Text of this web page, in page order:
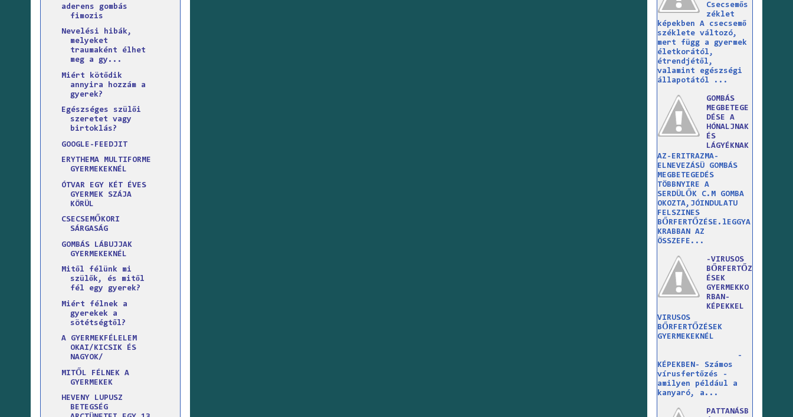
aderens gombás
fimozis
Nevelési hibák,
melyeket
traumaként élhet
meg a gy...
Miért kötődik
annyira hozzám a
gyerek?
Egészséges szülői
szeretet vagy
birtoklás?
GOOGLE-FEEDJIT
ERYTHEMA MULTIFORME
GYERMEKEKNÉL
ÓTVAR EGY KÉT ÉVES
GYERMEK SZÁJA
KÖRÜL
CSECSEMŐKORI
SÁRGASÁG
GOMBÁS LÁBUJJAK
GYERMEKEKNÉL
Mitől félünk mi
szülők, és mitől
fél egy gyerek?
Miért félnek a
gyerekek a
sötétségtől?
A GYERMEKFÉLELEM
OKAI/KICSIK ÉS
NAGYOK/
MITŐL FÉLNEK A
GYERMEKEK
HEVENY LUPUSZ
BETEGSÉG
Csecsemős
zéklet
képekben A csecsemő
széklete változó,
mert függ a gyermek
életkorától,
étrendjétől,
valamint egészségi
állapotától ...
GOMBÁS
MEGBETEGE
DÉSE A
HÓNALJNAK
ÉS
LÁGYÉKNAK
AZ-ERITRAZMA-
ELNEVEZÁSÜ GOMBÁS
MEGBETEGEDÉS
TÖBBNYIRE A
SERDÜLŐK C.M GOMBA
OKOZTA,JÓINDULATU
FELSZINES
BŐRFERTŐZÉSE.lEGGYA
KRABBAN AZ
ÖSSZEFE...
-VIRUSOS
BŐRFERTŐZ
ÉSEK
GYERMEKKO
RBAN-
KÉPEKKEL
VIRUSOS
BŐRFERTŐZÉSEK
GYERMEKEKNÉL
-
KÉPEKBEN- Számos
vírusfertőzés -
amilyen például a
kanyaró, a...
PATTANÁSB